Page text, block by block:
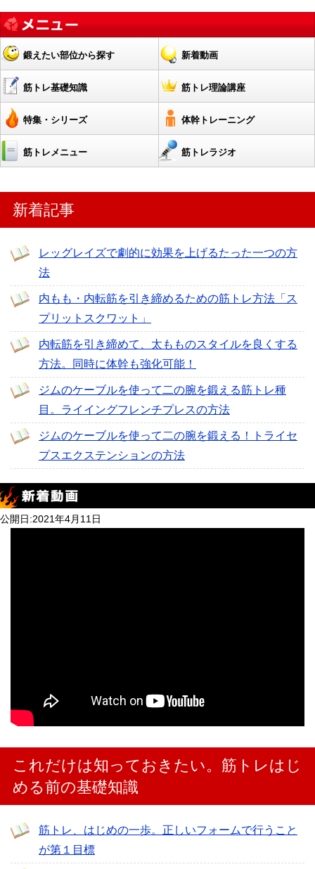
鍛えたい部位から探す 新着動画
筋トレ基礎知識 筋トレ理論講座
特集・シリーズ 体幹トレーニング
筋トレメニュー 筋トレラジオ
新着記事
レッグレイズで劇的に効果を上げるたった一つの方
法
内もも・内転筋を引き締めるための筋トレ方法「ス
プリットスクワット」
内転筋を引き締めて、太もものスタイルを良くする
方法。同時に体幹も強化可能！
ジムのケーブルを使って二の腕を鍛える筋トレ種
目。ライイングフレンチプレスの方法
ジムのケーブルを使って二の腕を鍛える！トライセ
プスエクステンションの方法
公開日:2021年4月11日
これだけは知っておきたい。筋トレはじ
める前の基礎知識
筋トレ、はじめの一歩。正しいフォームで行うこと
が第１目標